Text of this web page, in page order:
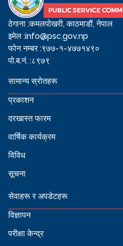
ठेगाना :कमलपोखरी, काठमाडौं, नेपाल
इमेल :info@psc.gov.np
फोन नम्बर :९७७-१-४७७१४९०
पो.ब.नं. :८९७९
सामान्य स्रोतहरू
प्रकाशन
दरखास्त फारम
वार्षिक कार्यक्रम
विविध
सूचना
सेवाहरू र अपडेटहरू
विज्ञापन
परीक्षा केन्द्र